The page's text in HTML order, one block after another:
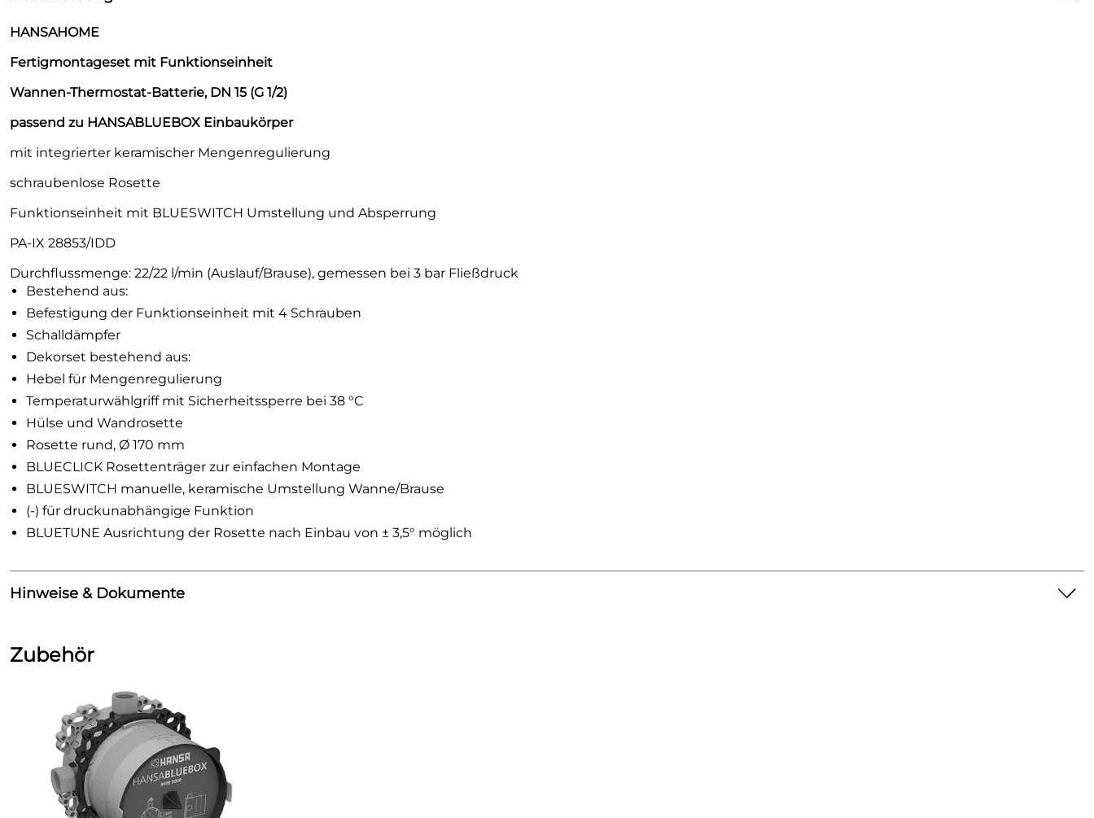
HANSAHOME
Fertigmontageset mit Funktionseinheit
Wannen-Thermostat-Batterie, DN 15 (G 1/2)
passend zu HANSABLUEBOX Einbaukörper
mit integrierter keramischer Mengenregulierung
schraubenlose Rosette
Funktionseinheit mit BLUESWITCH Umstellung und Absperrung
PA-IX 28853/IDD
Durchflussmenge: 22/22 l/min (Auslauf/Brause), gemessen bei 3 bar Fließdruck
Bestehend aus:
Befestigung der Funktionseinheit mit 4 Schrauben
Schalldämpfer
Dekorset bestehend aus:
Hebel für Mengenregulierung
Temperaturwählgriff mit Sicherheitssperre bei 38 °C
Hülse und Wandrosette
Rosette rund, Ø 170 mm
BLUECLICK Rosettenträger zur einfachen Montage
BLUESWITCH manuelle, keramische Umstellung Wanne/Brause
(-) für druckunabhängige Funktion
BLUETUNE Ausrichtung der Rosette nach Einbau von ± 3,5° möglich
Hinweise & Dokumente
Zubehör